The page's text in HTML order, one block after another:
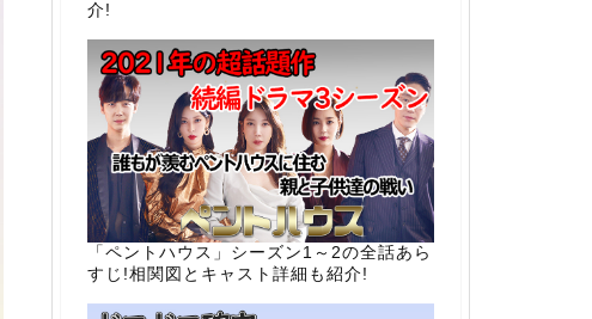
介!
「ペントハウス」シーズン1～2の全話あら
すじ!相関図とキャスト詳細も紹介!